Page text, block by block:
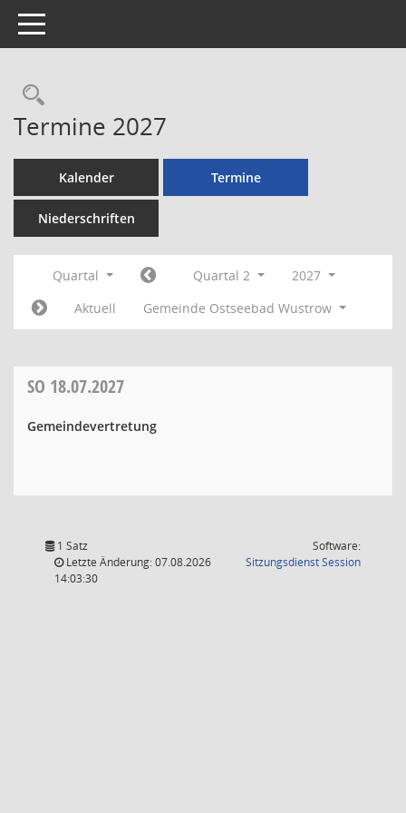
Toggle navigation
Rechercheauswahl
Termine 2027
Kalender Termine
Niederschriften
Quartal Quartal 2
2027
Aktuell
Gemeinde Ostseebad Wustrow
SO 18.07.2027
Gemeindevertretung
1 Satz
Letzte Änderung: 07.08.2026
14:03:30
Software:
SitzungsdienstSession(Wird in